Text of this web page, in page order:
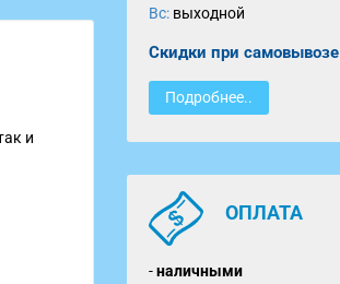
и
Вс: выходной
Скидки при самовывозе
Подробнее..
ОПЛАТА
-наличными